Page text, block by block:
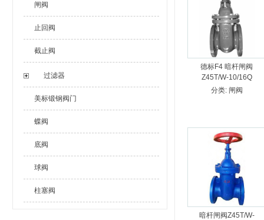
闸阀
止回阀
截止阀
过滤器
美标锻钢阀门
蝶阀
底阀
球阀
柱塞阀
德标F4 暗杆闸阀
Z45T/W-10/16Q
分类: 闸阀
暗杆闸阀Z45T/W-